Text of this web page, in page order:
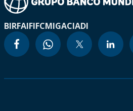
BIRFAIFIFCMIGACIADI